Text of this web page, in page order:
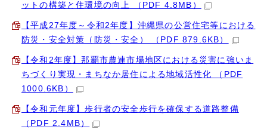
ットの構築と住環境の向上 （PDF 4.8MB）
【平成27年度～令和2年度】沖縄県の公営住宅等における
防災・安全対策（防災・安全） （PDF 879.6KB）
【令和2年度】那覇市農連市場地区における災害に強いま
ちづくり実現・まちなか居住による地域活性化 （PDF
1000.6KB）
【令和元年度】歩行者の安全歩行を確保する道路整備
（PDF 2.4MB）